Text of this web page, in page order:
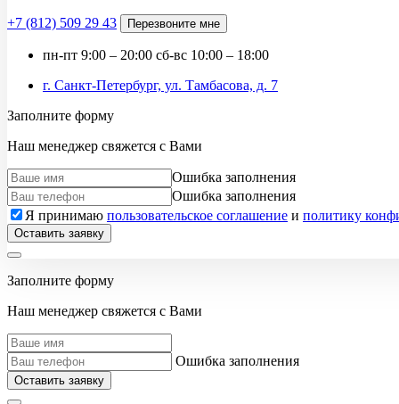
+7 (812) 509 29 43 Перезвоните мне
пн-пт 9:00 – 20:00 сб-вс 10:00 – 18:00
г. Санкт-Петербург, ул. Тамбасова, д. 7
Заполните форму
Наш менеджер свяжется с Вами
Ошибка заполнения
Ошибка заполнения
Я принимаю пользовательское соглашение и политику
Оставить заявку
Заполните форму
Наш менеджер свяжется с Вами
Ошибка заполнения
Оставить заявку